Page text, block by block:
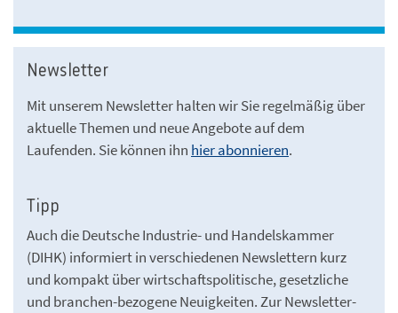
Newsletter
Mit unserem Newsletter halten wir Sie regelmäßig über
aktuelle Themen und neue Angebote auf dem
Laufenden. Sie können ihn hier abonnieren.
Tipp
Auch die Deutsche Industrie- und Handelskammer
(DIHK) informiert in verschiedenen Newslettern kurz
und kompakt über wirtschaftspolitische, gesetzliche
und branchen-bezogene Neuigkeiten. Zur Newsletter-